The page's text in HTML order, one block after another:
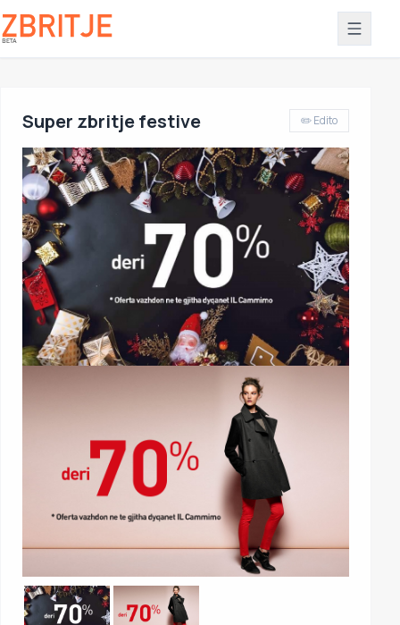
Super zbritje festive ✏️ Edito